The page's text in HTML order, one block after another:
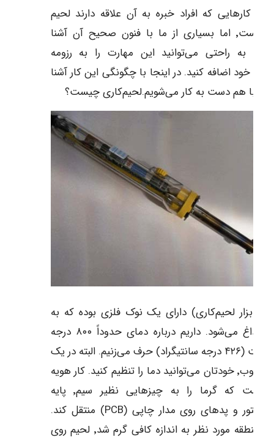
از کارهایی که افراد خبره به آن علاقه دارند لحیم
کاری است‌٬ اما بسیاری از ما با فنون صحیح آن آشنا
به راحتی می‌توانید این مهارت را به رزومه
خود اضافه کنید. در اینجا با چگونگی این کار آشنا
و با هم دست به کار می‌شویم.لحیم‌کاری چیست؟
(ابزار لحیم‌کاری) دارای یک نوک فلزی بوده که به
شدت داغ می‌شود. داریم درباره دمای حدوداً ۸۰۰ درجه
فارنهایت (۴۲۶ درجه سانتیگراد) حرف می‌زنیم. البته در یک
هویه خوب٬ خودتان می‌توانید دما را تنظیم کنید. کار هویه
این است که گرما را به چیزهایی نظیر سیم٬ پایه
ترانزیستور و پدهای روی مدار چاپی (PCB) منتقل کند.
وقتی منطقه مورد نظر به اندازه کافی گرم شد٬ لحیم روی